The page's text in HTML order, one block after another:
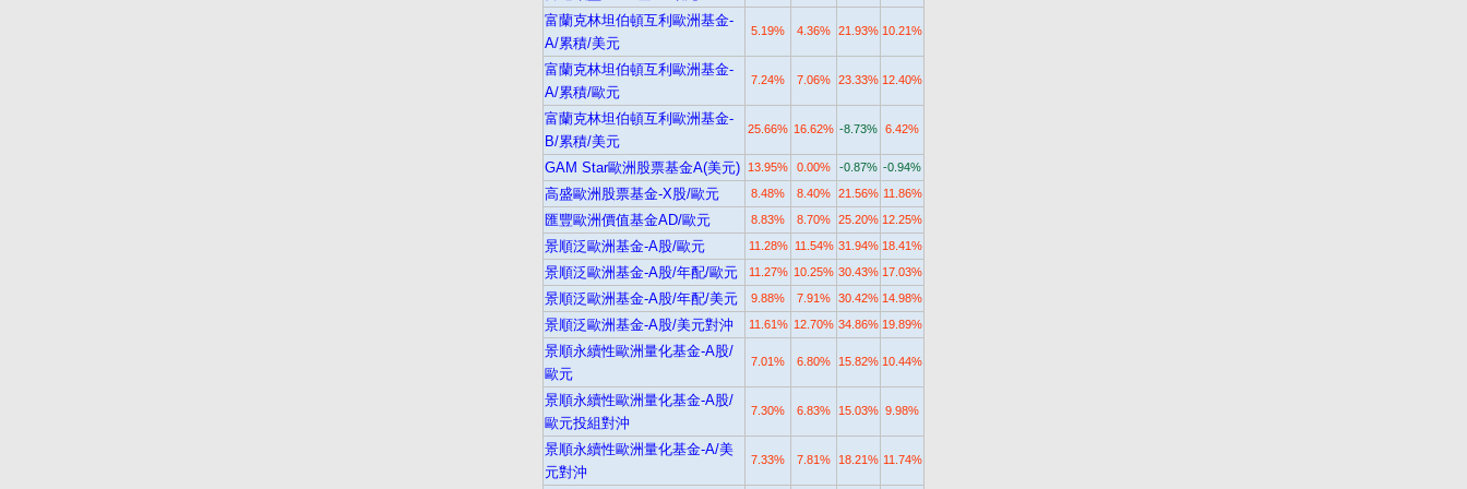
富蘭克林坦伯頓互利歐洲基金-
A/累積/美元
5.19% 4.36% 21.93% 10.21%
富蘭克林坦伯頓互利歐洲基金-
A/累積/歐元
7.24% 7.06% 23.33% 12.40%
富蘭克林坦伯頓互利歐洲基金-
B/累積/美元
25.66% 16.62% -8.73% 6.42%
GAM Star歐洲股票基金A(美元) 13.95% 0.00% -0.87% -0.94%
高盛歐洲股票基金-X股/歐元 8.48% 8.40% 21.56% 11.86%
匯豐歐洲價值基金AD/歐元 8.83% 8.70% 25.20% 12.25%
景順泛歐洲基金-A股/歐元 11.28% 11.54% 31.94% 18.41%
景順泛歐洲基金-A股/年配/歐元 11.27% 10.25% 30.43% 17.03%
景順泛歐洲基金-A股/年配/美元 9.88% 7.91% 30.42% 14.98%
景順泛歐洲基金-A股/美元對沖 11.61% 12.70% 34.86% 19.89%
景順永續性歐洲量化基金-A股/
歐元
7.01% 6.80% 15.82% 10.44%
景順永續性歐洲量化基金-A股/
歐元投組對沖
7.30% 6.83% 15.03% 9.98%
景順永續性歐洲量化基金-A/美
元對沖
7.33% 7.81% 18.21% 11.74%